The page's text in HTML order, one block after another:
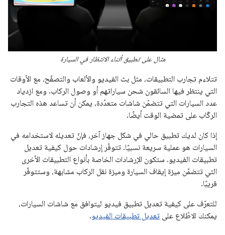
مثال على تطبيق أثناء الانتظار في السيارة
تتلاءم تجارب التطبيقات، مثل بث الفيديو والألعاب والتصفّح، مع الأوقات
التي ينتظر فيها السائقون شحن سياراتهم أو وصول الركاب. ومع ازدياد
عدد السيارات التي تتضمّن شاشات متعدّدة، يمكن أن تساعد هذه التجارب
الركّاب على تمضية الوقت أيضًا.
إذا كان لديك تطبيق حالي في شكل جهاز آخر، فإنّ تعديله لاستخدامه في
السيارات هو عملية سريعة نسبيًا. تتوفّر إرشادات حول كيفية تعديل
تطبيقات الفيديو. ستكون الإرشادات الخاصة بأنواع التطبيقات الأخرى
التي تتضمّن ميزة إيقاف السيارة وميزة نقل الركاب مشابهة، وستتوفّر
قريبًا.
للتعرّف على كيفية تعديل تطبيق فيديو ليتوافق مع شاشات السيارات،
يمكنك الاطّلاع على تعديل تطبيقات الفيديو.